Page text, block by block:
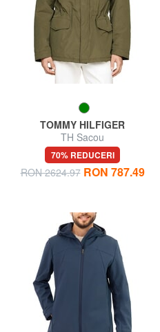
TOMMY HILFIGER
TH Sacou
70% REDUCERI
RON 2624.97 RON 787.49